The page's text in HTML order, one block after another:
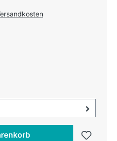
aktuell ausgewählt: